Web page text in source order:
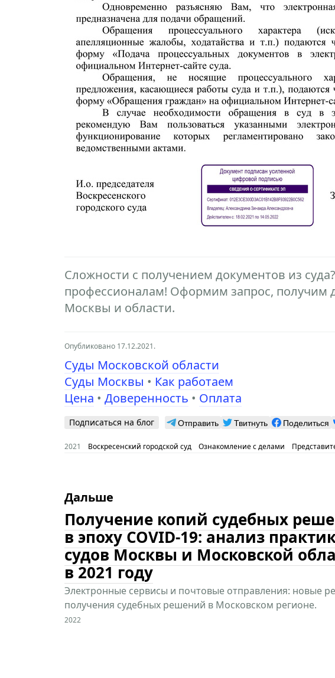
Сложности с получением документов из
профессионалам! Оформим запрос, получим
Москвы и области.
Опубликовано 17.12.2021.
Суды Московской области
Суды Москвы • Как работаем
Цена • Доверенность • Оплата
Подписаться на блог Отправить Твитнуть Поделиться
2021 Воскресенский городской суд Ознакомление с делами
Дальше
Получение копий судебных
в эпоху COVID-19: анализ
судов Москвы и Московской
в 2021 году
Электронные сервисы и почтовые отправления: новые
получения судебных решений в Московском регионе.
2022